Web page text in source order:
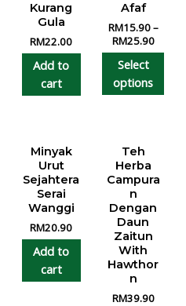
Kurang
Gula
RM22.00
Add to
cart
Afaf
RM15.90–
RM25.90
Select
options
Minyak
Urut
Sejahtera
Serai
Wanggi
RM20.90
Add to
cart
Teh
Herba
Campura
n
Dengan
Daun
Zaitun
With
Hawthor
n
RM39.90